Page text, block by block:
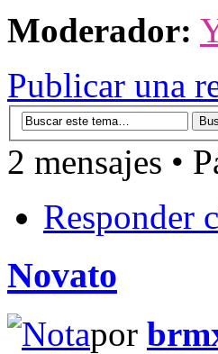
Moderador:
Publicar una
2 mensajes •
Responder
Novato
por